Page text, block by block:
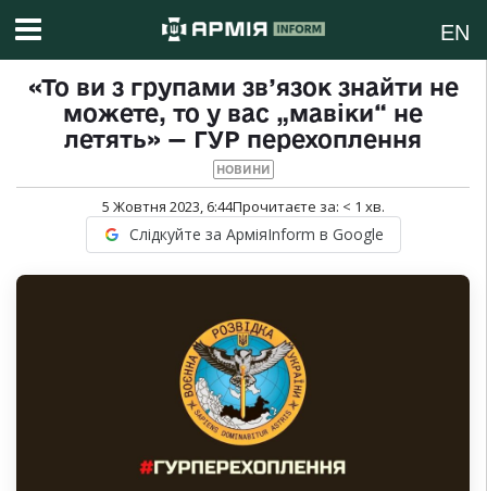
EN
«То ви з групами зв’язок знайти не
можете, то у вас „мавіки“ не
летять» — ГУР перехоплення
НОВИНИ
5 Жовтня 2023, 6:44Прочитаєте за: < 1 хв.
Слідкуйте за АрміяInform в Google